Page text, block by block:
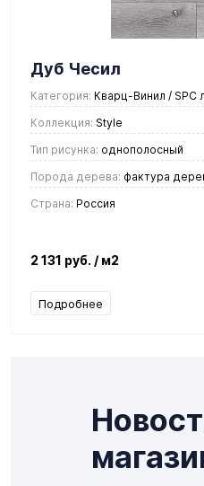
Дуб Чесил
Категория: Кварц-Винил / SPC
Коллекция: Style
Тип рисунка: однополосный
Порода дерева: фактура
Страна: Россия
2 131 руб. / м2
Подробнее